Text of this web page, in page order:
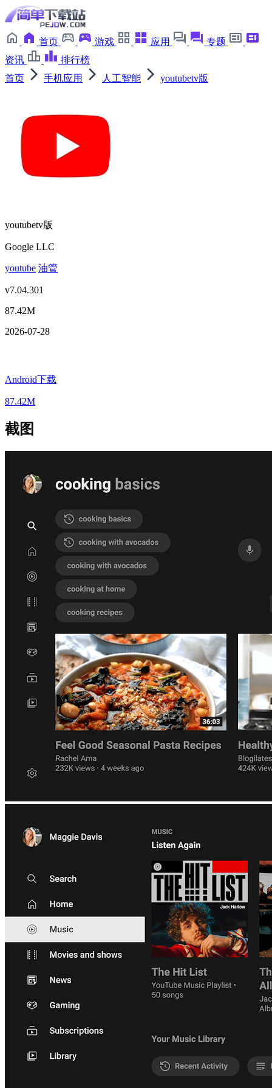
首页 游戏 应用
专题
资讯
排行榜
首页
手机应用 人工智能 youtubetv版
youtubetv版
Google LLC
youtube 油管
v7.04.301
87.42M
2026-07-28
Android下载
87.42M
截图